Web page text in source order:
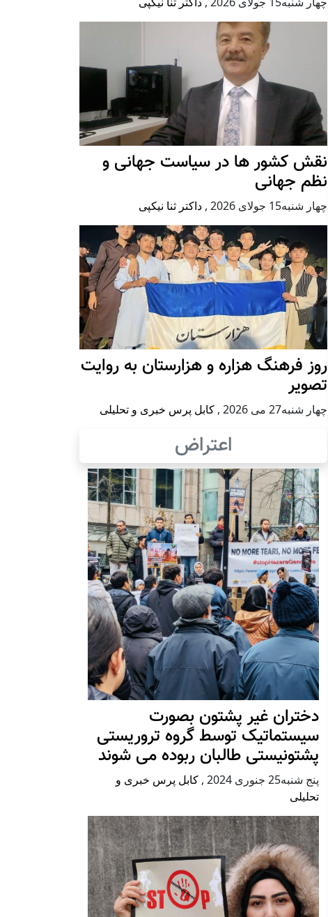
نقش کشور ها در سیاست جهانی و
نظم جهانی
چهار شنبه15 جولای 2026 , داکتر ثنا نیکپی
روز فرهنگ هزاره و هزارستان به روایت
تصویر
چهار شنبه27 می 2026 , کابل پرس خبری و تحلیلی
اعتراض
دختران غیر پشتون بصورت
سیستماتیک توسط گروه تروریستی
پشتونیستی طالبان ربوده می شوند
پنج شنبه25 جنوری 2024 , کابل پرس خبری و
تحلیلی